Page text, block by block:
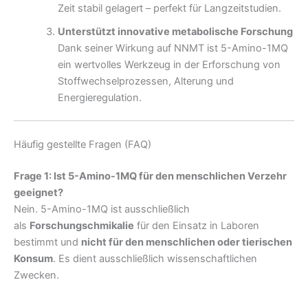
Zeit stabil gelagert – perfekt für Langzeitstudien.
Unterstützt innovative metabolische Forschung
Dank seiner Wirkung auf NNMT ist 5-Amino-1MQ
ein wertvolles Werkzeug in der Erforschung von
Stoffwechselprozessen, Alterung und
Energieregulation.
Häufig gestellte Fragen (FAQ)
Frage 1: Ist 5-Amino-1MQ für den menschlichen Verzehr
geeignet?
Nein. 5-Amino-1MQ ist ausschließlich
als Forschungschmikalie für den Einsatz in Laboren
bestimmt und nicht für den menschlichen oder tierischen
Konsum. Es dient ausschließlich wissenschaftlichen
Zwecken.